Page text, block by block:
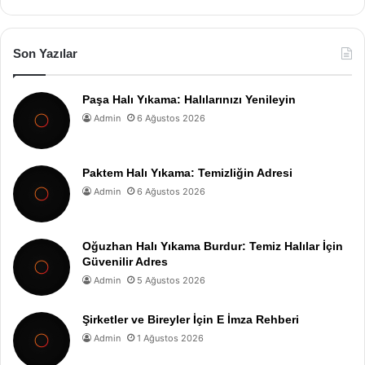
Son Yazılar
Paşa Halı Yıkama: Halılarınızı Yenileyin
Admin 6 Ağustos 2026
Paktem Halı Yıkama: Temizliğin Adresi
Admin 6 Ağustos 2026
Oğuzhan Halı Yıkama Burdur: Temiz Halılar İçin
Güvenilir Adres
Admin 5 Ağustos 2026
Şirketler ve Bireyler İçin E İmza Rehberi
Admin 1 Ağustos 2026